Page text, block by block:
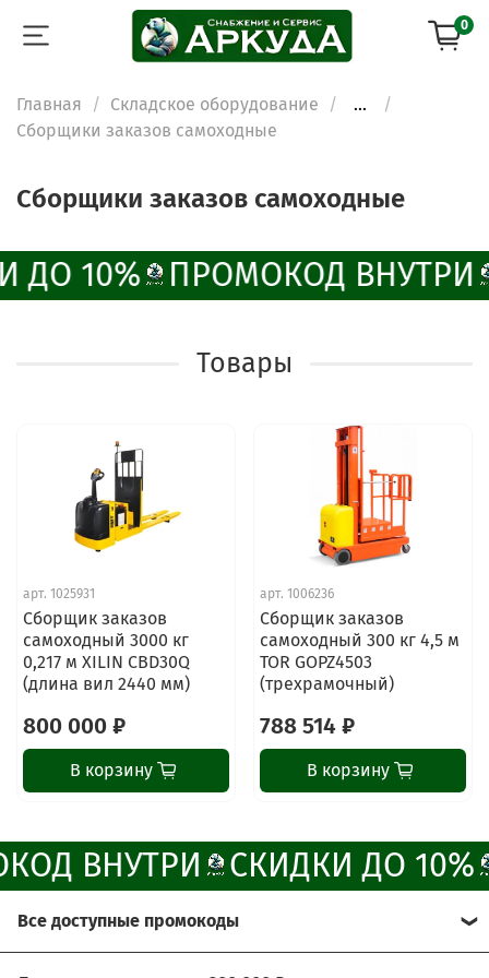
0
Главная Складское оборудование
...
Сборщики заказов самоходные
Сборщики заказов самоходные
ДО 10% ПРОМОКОД ВНУТРИ
Товары
арт. 1025931
Сборщик заказов
самоходный 3000 кг
0,217 м XILIN CBD30Q
(длина вил 2440 мм)
800 000 ₽
В корзину
арт. 1006236
Сборщик заказов
самоходный 300 кг 4,5 м
TOR GOPZ4503
(трехрамочный)
788 514 ₽
В корзину
ВНУТРИ СКИДКИ ДО 10%
Все доступные промокоды
ChatApp
online
Наши мессенджеры
Свяжитесь с нами через любой удобный
мессенджер!
Написать менеджеру в MAX
Отдел продаж и сервис
Позвонить
Группа Вконтакте